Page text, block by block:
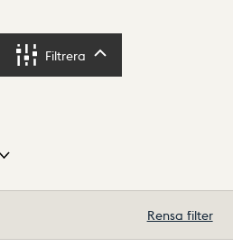
Filtrera
Rensa filter